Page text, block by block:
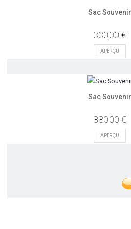
Sac Souvenir
330,00 €
APERÇU
Sac Souvenir
380,00 €
APERÇU